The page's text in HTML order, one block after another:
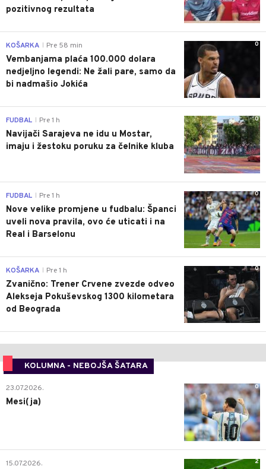
pozitivnog rezultata
0
KOŠARKA Pre 58 min
Vembanjama plaća 100.000 dolara
nedjeljno legendi: Ne žali pare, samo da
bi nadmašio Jokića
0
FUDBAL Pre 1 h
Navijači Sarajeva ne idu u Mostar,
imaju i žestoku poruku za čelnike kluba
0
FUDBAL Pre 1 h
Nove velike promjene u fudbalu: Španci
uveli nova pravila, ovo će uticati i na
Real i Barselonu
0
KOŠARKA Pre 1 h
Zvanično: Trener Crvene zvezde odveo
Alekseja Pokuševskog 1300 kilometara
od Beograda
KOLUMNA - NEBOJŠA ŠATARA
0
23.07.2026.
Mesi(ja)
2
15.07.2026.